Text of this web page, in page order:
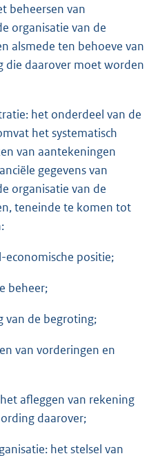
beheersen van
organisatie van de
alsmede ten behoeve van
die daarover moet worden
het onderdeel van de
het systematisch
van aantekeningen
gegevens van
organisatie van de
teneinde te komen tot
economische positie;
beheer;
van de begroting;
van vorderingen en
afleggen van rekening
daarover;
het stelsel van